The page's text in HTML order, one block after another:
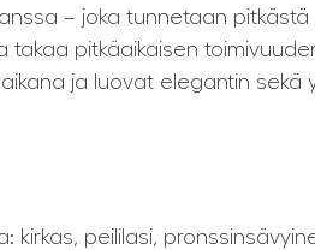
– joka tunnetaan
pitkäaikaisen
ja luovat elegantin sekä
peililasi,